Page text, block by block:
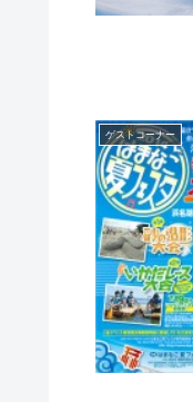
ゲストコーナー